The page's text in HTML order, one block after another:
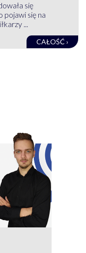
się
pojawi się na
...
CAŁOŚĆ ›